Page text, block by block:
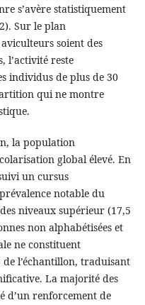
s’avère statistiquement
Sur le plan
soient des
l’activité reste
individus de plus de 30
qui ne montre
la population
global élevé. En
un cursus
notable du
niveaux supérieur (17,5
non alphabétisées et
ne constituent
de l’échantillon, traduisant
La majorité des
d’un renforcement de